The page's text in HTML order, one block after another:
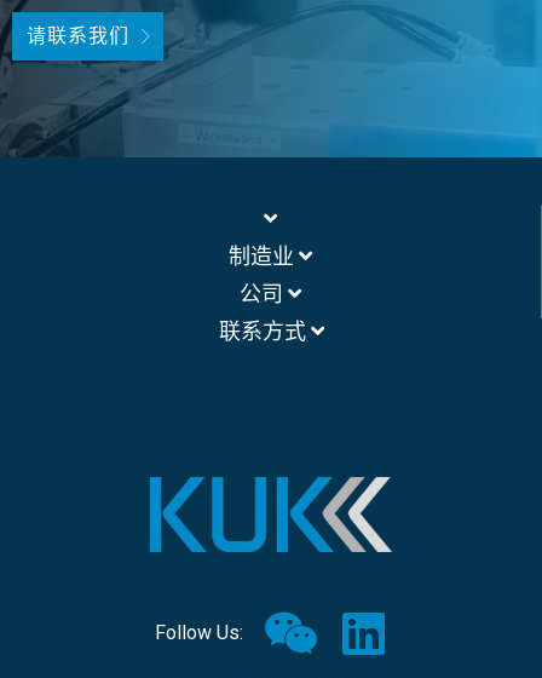
请联系我们
制造业
公司
联系方式
Follow Us: